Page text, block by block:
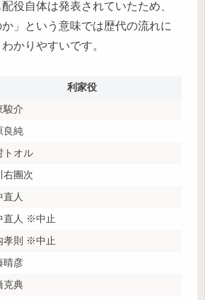
役自体は発表されていたため、
か」という意味では歴代の流れに
かりやすいです。
利家役
駿介
良純
トオル
右團次
直人
直人 ※中止
孝則 ※中止
晴彦
克典